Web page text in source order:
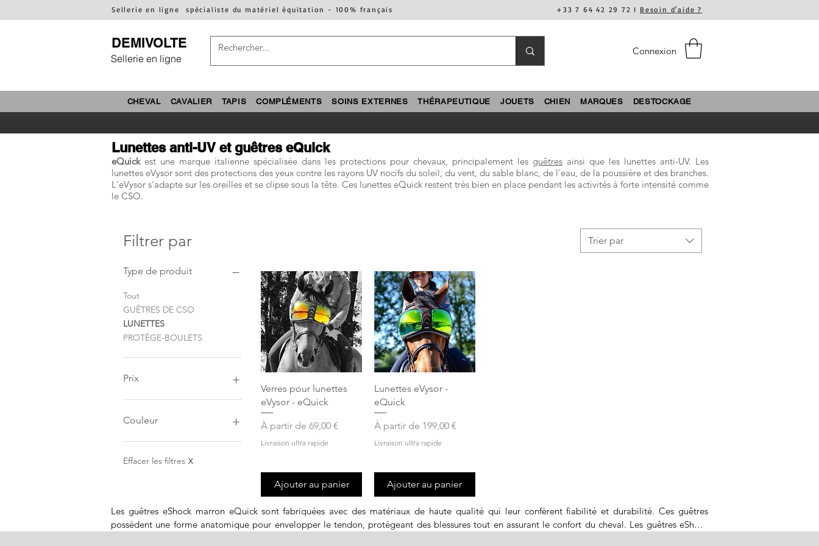
Sellerie en ligne spécialiste du matériel équitation - 100% français +33 7 64 42 29 72 I Besoin d'aide ?
DEMIVOLTE
Sellerie en ligne
Connexion
CHEVAL CAVALIER TAPIS COMPLÉMENTS SOINS EXTERNES THÉRAPEUTIQUE JOUETS CHIEN MARQUES DESTOCKAGE
Lunettes anti-UV et guêtres eQuick
eQuickest une marque italienne spécialisée dans les protections pour chevaux, principalement les guêtres ainsi que les lunettes anti-UV. Les
lunettes eVysor sont des protections des yeux contre les rayons UV nocifs du soleil, du vent, du sable blanc, de l'eau, de la poussière et des branches.
L'eVysor s'adapte sur les oreilles et se clipse sous la tête. Ces lunettes eQuick restent très bien en place pendant les activités à forte intensité comme
le CSO.
Filtrer par
Type de produit
Tout
GUÊTRES DE CSO
LUNETTES
PROTÈGE-BOULETS
Prix
Couleur
MARRON
NOIR
Effacer les filtres X
Trier par
Aperçu rapide
Verres pour lunettes
eVysor - eQuick
À partir de69,00 €
Prix promotionnel
Livraison ultra rapide
Ajouter au panier
Aperçu rapide
Lunettes eVysor -
eQuick
À partir de 199,00 €
Prix promotionnel
Livraison ultra rapide
Ajouter au panier
Les guêtres eShock marron eQuick sont fabriquées avec des matériaux de haute qualité qui leur confèrent fiabilité et durabilité. Ces guêtres
possèdent une forme anatomique pour envelopper le tendon, protégeant des blessures tout en assurant le confort du cheval. Les guêtres eShock